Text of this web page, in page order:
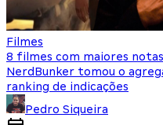
Filmes
8 filmes com maiores
NerdBunker tomou o
ranking de indicações
Pedro Siqueira